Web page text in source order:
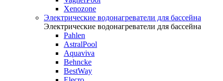
Xenozone
Электрические водонагреватели для бассейна
Электрические водонагреватели для бассейна
Pahlen
AstralPool
Aquaviva
Behncke
BestWay